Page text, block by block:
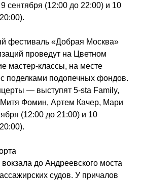
сентября (12:00 до 22:00) и 10
фестиваль «Добрая Москва»
проведут на Цветном
мастер-классы, на месте
поделками подопечных фондов.
— выступят 5-sta Family,
Митя Фомин, Артем Качер, Мари
(12:00 до 21:00) и 10
до Андреевского моста
судов. У причалов